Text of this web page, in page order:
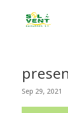
Sep 29, 2021